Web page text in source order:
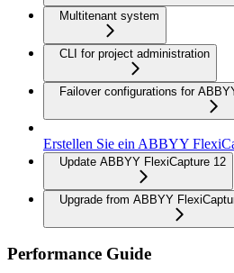
Multitenant system
CLI for project administration
Failover configurations for
Erstellen Sie ein ABBYY
Update ABBYY FlexiCapture 12
Upgrade from ABBYY
Performance Guide